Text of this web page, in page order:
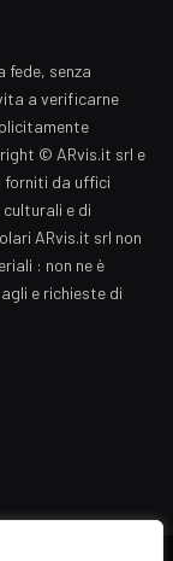
fede, senza
a verificarne
© ARvis.it srl e
da uffici
e di
ARvis.it srl non
: non ne è
e richieste di